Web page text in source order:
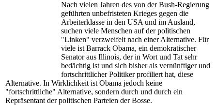
Nach vielen Jahren des von der Bush-Regierung
geführten unbefristeten Krieges gegen die
Arbeiterklasse in den USA und im Ausland,
suchen viele Menschen auf der politischen
"Linken" verzweifelt nach einer Alternative. Für
viele ist Barrack Obama, ein demokratischer
Senator aus Illinois, der in Wort und Tat sehr
bedächtig ist und sich bisher als vernünftiger und
fortschrittlicher Politiker profiliert hat, diese
Alternative. In Wirklichkeit ist Obama jedoch keine
"fortschrittliche" Alternative, sondern durch und durch ein
Repräsentant der politischen Parteien der Bosse.